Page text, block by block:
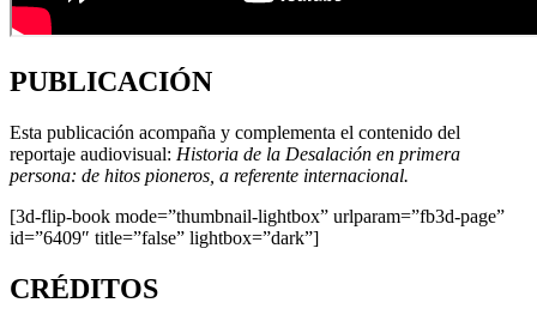
PUBLICACIÓN
Esta publicación acompaña y complementa el contenido del
reportaje audiovisual: Historia de la Desalación en primera
persona: de hitos pioneros, a referente internacional.
[3d-flip-book mode=”thumbnail-lightbox” urlparam=”fb3d-page”
id=”6409″ title=”false” lightbox=”dark”]
CRÉDITOS